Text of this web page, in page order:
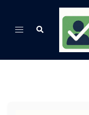
Search
Toggle